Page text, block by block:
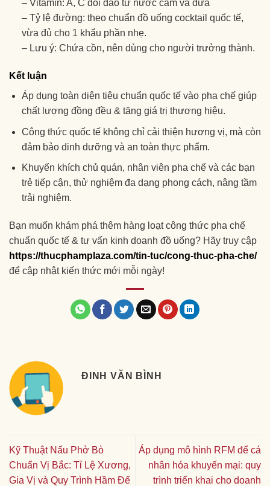
– Vitamin: A, C dồi dào từ nước cam và dứa
– Tỷ lệ đường: theo chuẩn đồ uống cocktail quốc tế,
vừa đủ cho 1 khẩu phần nhẹ.
– Lưu ý: Chứa cồn, nên dùng cho người trưởng thành.
Kết luận
Áp dụng toàn diện tiêu chuẩn quốc tế vào pha chế giúp
chất lượng đồng đều & tăng giá trị thương hiệu.
Công thức quốc tế không chỉ cải thiện hương vị, mà còn
đảm bảo dinh dưỡng và an toàn thực phẩm.
Khuyến khích chủ quán, nhân viên pha chế và các bạn
trẻ tiếp cận, thử nghiệm đa dạng phong cách, nâng tầm
trải nghiệm.
Bạn muốn khám phá thêm hàng loạt công thức pha chế
chuẩn quốc tế & tư vấn kinh doanh đồ uống? Hãy truy cập
https://thucphamplaza.com/tin-tuc/cong-thuc-pha-che/
để cập nhật kiến thức mới mỗi ngày!
ĐINH VĂN BÌNH
Kỹ Thuật Nấu Phở Bò
Chuẩn Vị Bắc: Tỉ Lệ Xương,
Gia Vị và Quy Trình Hầm Để
Áp dụng mô hình RFM để cá
nhân hóa khuyến mại: quy
trình triển khai cho doanh